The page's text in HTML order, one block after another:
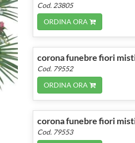
Cod. 23805
ORDINA ORA
corona funebre fiori
Cod. 79552
ORDINA ORA
corona funebre fiori
Cod. 79553